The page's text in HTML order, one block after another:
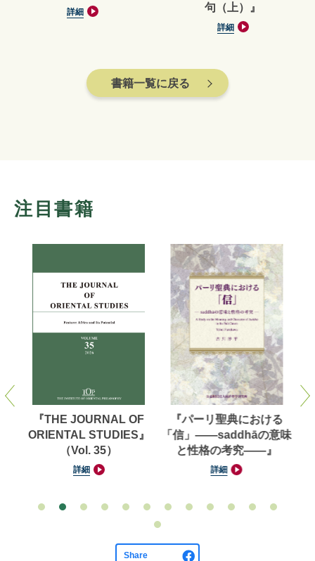
詳細
句（上）』
詳細
書籍一覧に戻る
注目書籍
『THE JOURNAL OF
ORIENTAL STUDIES』
（Vol. 35）
詳細
『パーリ聖典における
「信」——saddhāの意味
と性格の考究——』
詳細
Share